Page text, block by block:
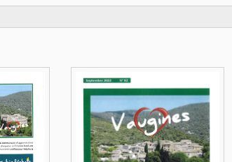
LES CONSEILS
L’ÉQUIPE MUNICIPALE